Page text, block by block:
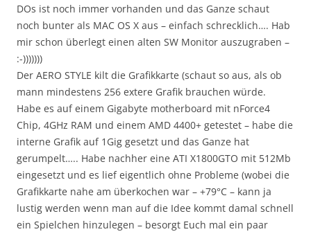
DOs ist noch immer vorhanden und das Ganze schaut
noch bunter als MAC OS X aus – einfach schrecklich…. Hab
mir schon überlegt einen alten SW Monitor auszugraben –
:-)))))))
Der AERO STYLE kilt die Grafikkarte (schaut so aus, als ob
mann mindestens 256 extere Grafik brauchen würde.
Habe es auf einem Gigabyte motherboard mit nForce4
Chip, 4GHz RAM und einem AMD 4400+ getestet – habe die
interne Grafik auf 1Gig gesetzt und das Ganze hat
gerumpelt….. Habe nachher eine ATI X1800GTO mit 512Mb
eingesetzt und es lief eigentlich ohne Probleme (wobei die
Grafikkarte nahe am überkochen war – +79°C – kann ja
lustig werden wenn man auf die Idee kommt damal schnell
ein Spielchen hinzulegen – besorgt Euch mal ein paar